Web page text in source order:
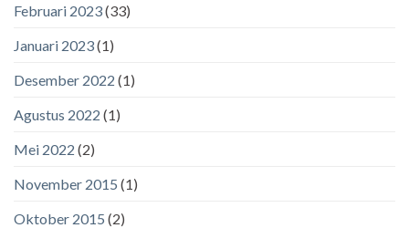
Februari 2023(33)
Januari 2023(1)
Desember 2022 (1)
Agustus 2022 (1)
Mei 2022 (2)
November 2015 (1)
Oktober 2015 (2)